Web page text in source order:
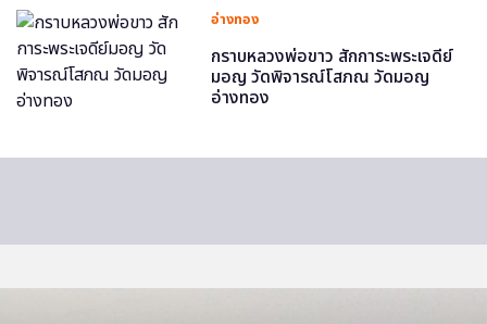
อ่างทอง
กราบหลวงพ่อขาว สักการะพระเจดีย์
มอญ วัดพิจารณ์โสภณ วัดมอญ
อ่างทอง